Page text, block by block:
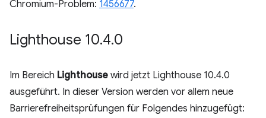
Chromium-Problem: 1456677.
Lighthouse 10.4.0
Im Bereich Lighthouse wird jetzt Lighthouse 10.4.0
ausgeführt. In dieser Version werden vor allem neue
Barrierefreiheitsprüfungen für Folgendes hinzugefügt: